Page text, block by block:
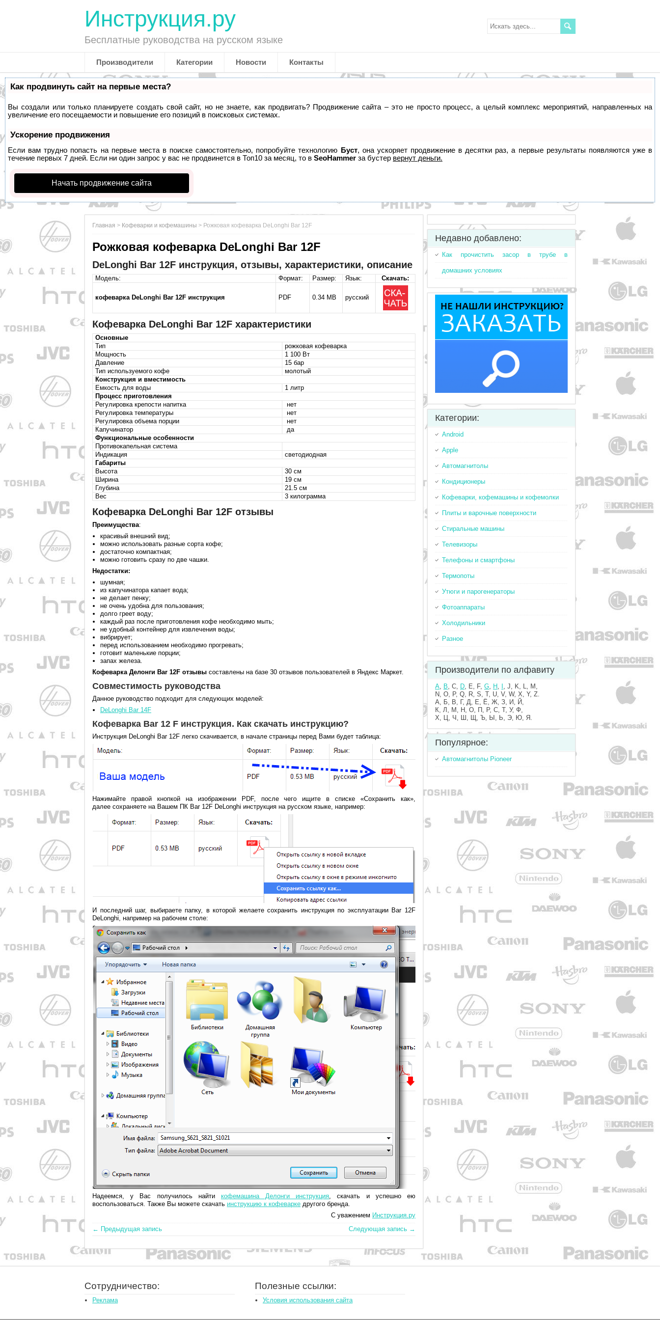
Инструкция.ру
Бесплатные руководства на русском языке
Производители Категории Новости Контакты
Как продвинуть сайт на первые места?
Вы создали или только планируете создать свой сайт, но не знаете, как продвигать? Продвижение сайта – это не просто процесс, а целый комплекс мероприятий, направленных на
увеличение его посещаемости и повышение его позиций в поисковых системах.
Ускорение продвижения
Если вам трудно попасть на первые места в поиске самостоятельно, попробуйте технологию Буст, она ускоряет продвижение в десятки раз, а первые результаты появляются уже в
течение первых 7 дней. Если ни один запрос у вас не продвинется в Топ10 за месяц, то в SeoHammer за бустер вернут деньги.
Начать продвижение сайта
Главная > Кофеварки и кофемашины > Рожковая кофеварка DeLonghi Bar 12F
Рожковая кофеварка DeLonghi Bar 12F
DeLonghi Bar 12F инструкция, отзывы, характеристики, описание
Модель: Формат: Размер: Язык: Скачать:
кофеварка DeLonghi Bar 12F инструкция PDF 0.34 MB русский
Кофеварка DeLonghi Bar 12F характеристики
Основные
Тип
рожковая кофеварка
Мощность
1 100 Вт
Давление
15 бар
Тип используемого кофе
молотый
Конструкция и вместимость
Емкость для воды
1 литр
Процесс приготовления
Регулировка крепости напитка
нет
Регулировка температуры
нет
Регулировка объема порции
нет
Капучинатор
да
Функциональные особенности
Противокапельная система
Индикация
светодиодная
Габариты
Высота
30 см
Ширина
19 см
Глубина
21.5 см
Вес
3 килограмма
Кофеварка DeLonghi Bar 12F отзывы
Преимущества:
красивый внешний вид;
можно использовать разные сорта кофе;
достаточно компактная;
можно готовить сразу по две чашки.
Недостатки:
шумная;
из капучинатора капает вода;
не делает пенку;
не очень удобна для пользования;
долго греет воду;
каждый раз после приготовления кофе необходимо мыть;
не удобный контейнер для извлечения воды;
вибрирует;
перед использованием необходимо прогревать;
готовит маленькие порции;
запах железа.
Кофеварка Делонги Bar 12F отзывы составлены на базе 30 отзывов пользователей в Яндекс Маркет.
Совместимость руководства
Данное руководство подходит для следующих моделей:
DeLonghi Bar 14F
Кофеварка Bar 12 F инструкция. Как скачать инструкцию?
Инструкция DeLonghi Bar 12F легко скачивается, в начале страницы перед Вами будет таблица:
Нажимайте правой кнопкой на изображении PDF, после чего ищите в списке «Сохранить как»,
далее сохраняете на Вашем ПК Bar 12F DeLonghi инструкция на русском языке, например:
И последний шаг, выбираете папку, в которой желаете сохранить инструкция по эксплуатации Bar 12F
DeLonghi, например на рабочем столе:
Надеемся, у Вас получилось найти кофемашина Делонги инструкция, скачать и успешно ею
воспользоваться. Также Вы можете скачать инструкцию к кофеварке другого бренда.
С уважением Инструкция.ру
← Предыдущая запись
Следующая запись →
Недавно добавлено:
Как прочистить засор в трубе в
домашних условиях
Категории:
Android
Apple
Автомагнитолы
Кондиционеры
Кофеварки, кофемашины и кофемолки
Плиты и варочные поверхности
Стиральные машины
Телевизоры
Телефоны и смартфоны
Термопоты
Утюги и парогенераторы
Фотоаппараты
Холодильники
Разное
Производители по алфавиту
A, B, C, D, E, F, G, H,
, J, K, L, M,
N, O, P, Q, R, S, T, U, V, W, X, Y, Z.
А, Б, В, Г, Д, Е, Ё, Ж, З, И, Й,
К, Л, М, Н, О, П, Р, С, Т, У, Ф,
Х, Ц, Ч, Ш, Щ, Ъ, Ы, Ь, Э, Ю, Я.
Популярное:
Автомагнитолы Pioneer
Сотрудничество:
Реклама
Полезные ссылки:
Условия использования сайта